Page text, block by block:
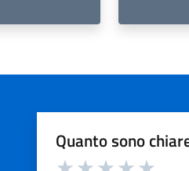
Quanto sono
Valuta da 1 a 5 stelle la pagina